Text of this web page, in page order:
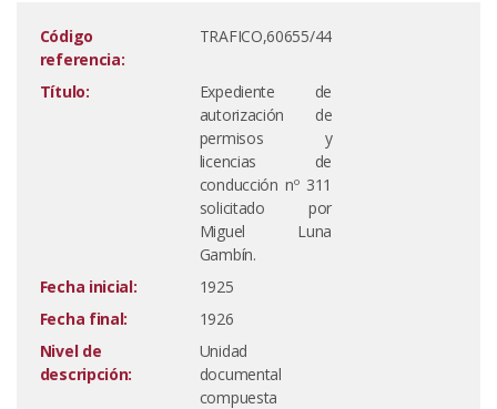
Código
referencia:
TRAFICO,60655/44
Título:
Expediente de
autorización de
permisos y
licencias de
conducción nº 311
solicitado por
Miguel Luna
Gambín.
Fecha inicial:
1925
Fecha final:
1926
Nivel de
descripción:
Unidad
documental
compuesta